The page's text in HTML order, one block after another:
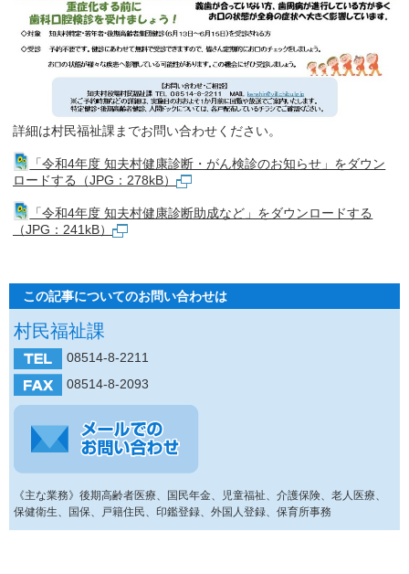
詳細は村民福祉課までお問い合わせください。
「令和4年度 知夫村健康診断・がん検診のお知らせ」をダウン
ロードする（JPG：278kB）
「令和4年度 知夫村健康診断助成など」をダウンロードする
（JPG：241kB）
この記事についてのお問い合わせは
村民福祉課
08514-8-2211
08514-8-2093
《主な業務》後期高齢者医療、国民年金、児童福祉、介護保険、老人医療、
保健衛生、国保、戸籍住民、印鑑登録、外国人登録、保育所事務